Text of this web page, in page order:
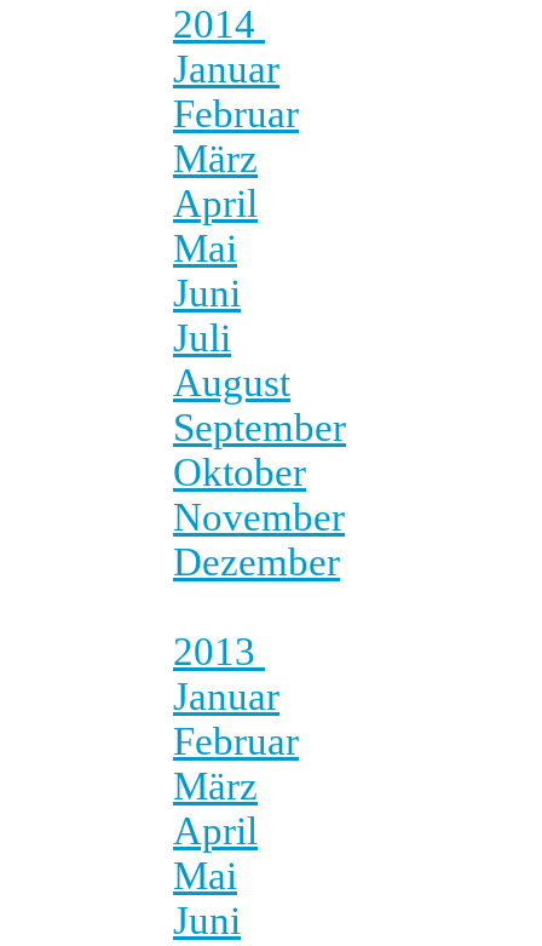
2014
Januar
Februar
März
April
Mai
Juni
Juli
August
September
Oktober
November
Dezember
2013
Januar
Februar
März
April
Mai
Juni